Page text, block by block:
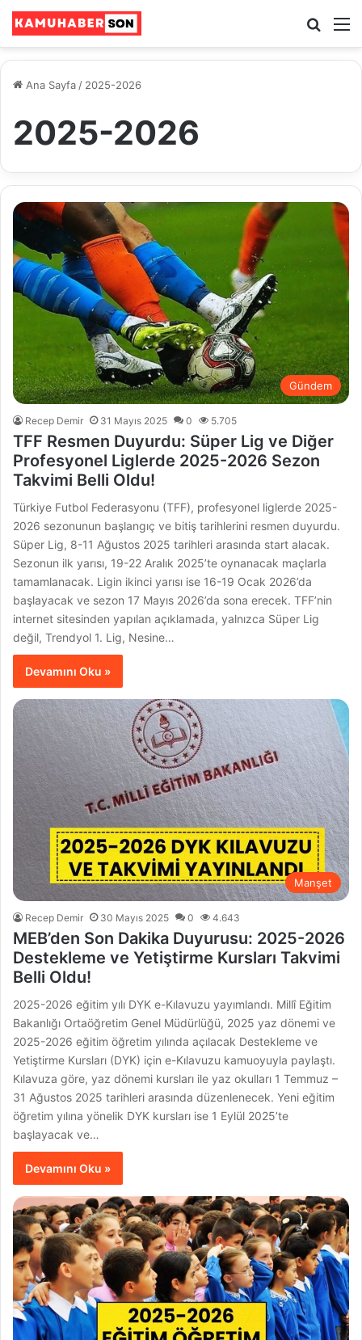
Ara
Ana Sayfa / 2025-2026
2025-2026
Gündem
Recep Demir 31 Mayıs 2025 0 5.705
TFF Resmen Duyurdu: Süper Lig ve Diğer
Profesyonel Liglerde 2025-2026 Sezon
Takvimi Belli Oldu!
Türkiye Futbol Federasyonu (TFF), profesyonel liglerde 2025-
2026 sezonunun başlangıç ve bitiş tarihlerini resmen duyurdu.
Süper Lig, 8-11 Ağustos 2025 tarihleri arasında start alacak.
Sezonun ilk yarısı, 19-22 Aralık 2025’te oynanacak maçlarla
tamamlanacak. Ligin ikinci yarısı ise 16-19 Ocak 2026’da
başlayacak ve sezon 17 Mayıs 2026’da sona erecek. TFF’nin
internet sitesinden yapılan açıklamada, yalnızca Süper Lig
değil, Trendyol 1. Lig, Nesine…
Devamını Oku »
Manşet
Recep Demir 30 Mayıs 2025 0 4.643
MEB’den Son Dakika Duyurusu: 2025-2026
Destekleme ve Yetiştirme Kursları Takvimi
Belli Oldu!
2025-2026 eğitim yılı DYK e-Kılavuzu yayımlandı. Millî Eğitim
Bakanlığı Ortaöğretim Genel Müdürlüğü, 2025 yaz dönemi ve
2025-2026 eğitim öğretim yılında açılacak Destekleme ve
Yetiştirme Kursları (DYK) için e-Kılavuzu kamuoyuyla paylaştı.
Kılavuza göre, yaz dönemi kursları ile yaz okulları 1 Temmuz –
31 Ağustos 2025 tarihleri arasında düzenlenecek. Yeni eğitim
öğretim yılına yönelik DYK kursları ise 1 Eylül 2025’te
başlayacak ve…
Devamını Oku »